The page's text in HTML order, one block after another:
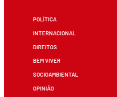
POLÍTICA
INTERNACIONAL
DIREITOS
BEM VIVER
SOCIOAMBIENTAL
OPINIÃO